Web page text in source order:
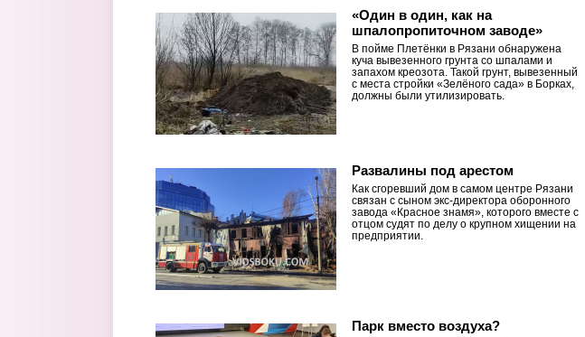
«Один в один, как на
шпалопропиточном заводе»
В пойме Плетёнки в Рязани обнаружена
куча вывезенного грунта со шпалами и
запахом креозота. Такой грунт, вывезенный
с места стройки «Зелёного сада» в Борках,
должны были утилизировать.
Развалины под арестом
Как сгоревший дом в самом центре Рязани
связан с сыном экс-директора оборонного
завода «Красное знамя», которого вместе с
отцом судят по делу о крупном хищении на
предприятии.
Парк вместо воздуха?